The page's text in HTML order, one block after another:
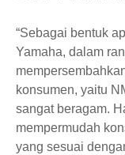
“Sebagai bentuk
Yamaha, dalam
konsumen, yaitu
sangat beragam.
mempermudah
yang sesuai